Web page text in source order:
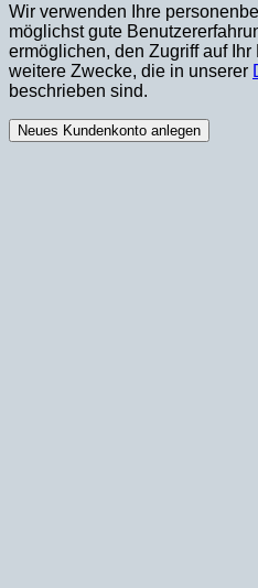
Wir verwenden Ihre
möglichst gute
ermöglichen, den Zugriff auf
weitere Zwecke, die in unserer
beschrieben sind.
Neues Kundenkonto anlegen